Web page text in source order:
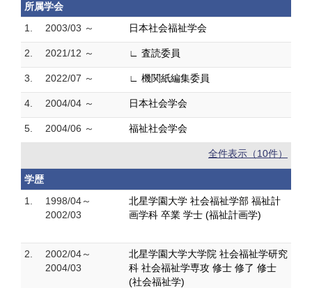
所属学会
1.
2003/03 ～ 日本社会福祉学会
2. 2021/12 ～ ∟ 査読委員
3. 2022/07 ～ ∟ 機関紙編集委員
4. 2004/04 ～ 日本社会学会
5. 2004/06 ～ 福祉社会学会
全件表示（10件）
学歴
1.
1998/04～
2002/03
北星学園大学 社会福祉学部 福祉計
画学科 卒業 学士 (福祉計画学)
2.
2002/04～
2004/03
北星学園大学大学院 社会福祉学研究
科 社会福祉学専攻 修士 修了 修士
(社会福祉学)